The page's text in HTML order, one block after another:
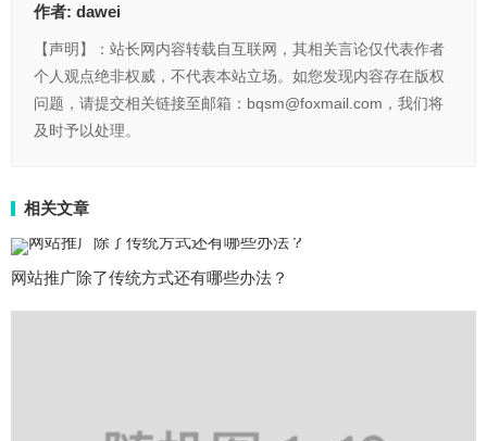
作者: dawei
【声明】：站长网内容转载自互联网，其相关言论仅代表作者
个人观点绝非权威，不代表本站立场。如您发现内容存在版权
问题，请提交相关链接至邮箱：bqsm@foxmail.com，我们将
及时予以处理。
相关文章
网站推广除了传统方式还有哪些办法？